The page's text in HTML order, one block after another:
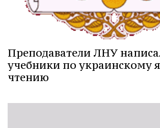
Преподаватели ЛНУ
учебники по украинскому
чтению